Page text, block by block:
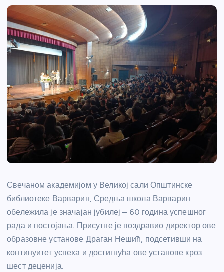
Свечаном академијом у Великој сали Општинске
библиотеке Варварин, Средња школа Варварин
обележила је значајан јубилеј – 60 година успешног
рада и постојања. Присутне је поздравио директор ове
образовне установе Драган Нешић, подсетивши на
континуитет успеха и достигнућа ове установе кроз
шест деценија.